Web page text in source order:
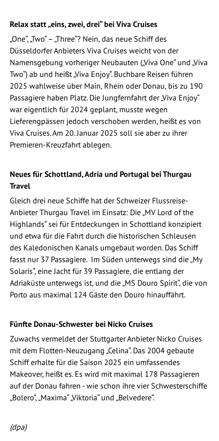
Relax statt „eins, zwei, drei“ bei Viva Cruises
„One“, „Two“ – „Three“? Nein, das neue Schiff des
Düsseldorfer Anbieters Viva Cruises weicht von der
Namensgebung vorheriger Neubauten („Viva One“ und „Viva
Two“) ab und heißt „Viva Enjoy“. Buchbare Reisen führen
2025 wahlweise über Main, Rhein oder Donau, bis zu 190
Passagiere haben Platz. Die Jungfernfahrt der „Viva Enjoy“
war eigentlich für 2024 geplant, musste wegen
Lieferengpässen jedoch verschoben werden, heißt es von
Viva Cruises. Am 20. Januar 2025 soll sie aber zu ihrer
Premieren-Kreuzfahrt ablegen.
Neues für Schottland, Adria und Portugal bei Thurgau
Travel
Gleich drei neue Schiffe hat der Schweizer Flussreise-
Anbieter Thurgau Travel im Einsatz: Die „MV Lord of the
Highlands“ sei für Entdeckungen in Schottland konzipiert
und etwa für die Fahrt durch die historischen Schleusen
des Kaledonischen Kanals umgebaut worden. Das Schiff
fasst nur 37 Passagiere. Im Süden unterwegs sind die „My
Solaris“, eine Jacht für 39 Passagiere, die entlang der
Adriaküste unterwegs ist, und die „MS Douro Spirit“, die von
Porto aus maximal 124 Gäste den Douro hinauffährt.
Fünfte Donau-Schwester bei Nicko Cruises
Zuwachs vermeldet der Stuttgarter Anbieter Nicko Cruises
mit dem Flotten-Neuzugang „Celina“. Das 2004 gebaute
Schiff erhalte für die Saison 2025 ein umfassendes
Makeover, heißt es. Es wird mit maximal 178 Passagieren
auf der Donau fahren - wie schon ihre vier Schwesterschiffe
„Bolero“, „Maxima“ „Viktoria“ und „Belvedere“.
(dpa)